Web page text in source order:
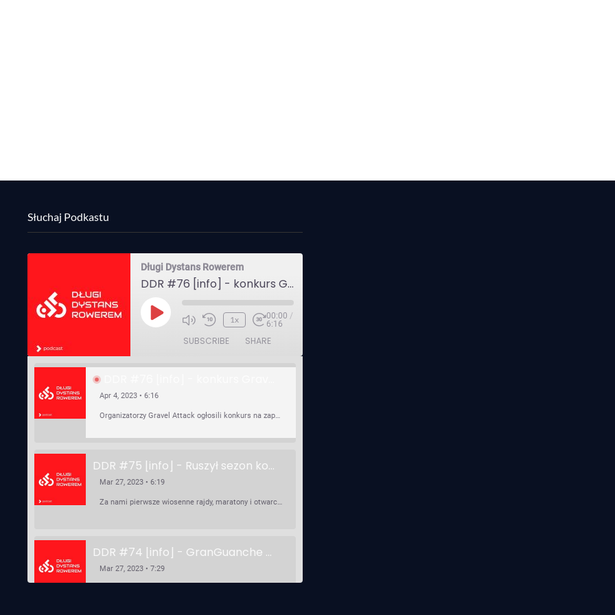
Słuchaj Podkastu
Długi Dystans Rowerem
DDR #76 [info] - konkurs Gravel Attack, Varmia Gravel, Bike Expo, Inspire India Ultra Race
Play
1x 00:00 /
6:16
SUBSCRIBE SHARE
Apr 4, 2023 • 6:16
Organizatorzy Gravel Attack ogłosili konkurs na zaprojektowanie koszulki. Varmia Gravel 2023 przypomina o możliwości podzielenia opłaty startowej na dwie raty 50/50 – na zero procent! …
DDR #75 [info] - Ruszył sezon kolarski! Pierwszy Brevet Race Through Poland, Otwarcie sezonu Rajdy Dla Frajdy, Ankieta Rowerowa, przygotowania do Race Around Poland
Mar 27, 2023 • 6:19
Za nami pierwsze wiosenne rajdy, maratony i otwarcia sezonu, choć w Gdańsku zima nie powiedziała jeszcze ostatniego słowa bo właśnie pada śnieg. Linki: ⁠http://watahaultrarace.pl/⁠⁠https://rajdydlafrajdy.pl/⁠https://brevety.pl/brevets⁠⁠https://racearoundpoland.pl/⁠⁠https://granguanche.com/audax/audaxgravel/⁠⁠Ankieta Rowerowa…
DDR #74 [info] - GranGuanche Gravel startuje w piątek! Wataha Ultra Race Wiosna - zaprasza Mateusz Szafraniec. Dwie samochwałki
Mar 27, 2023 • 7:29